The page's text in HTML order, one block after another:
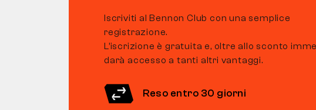
Iscriviti al Bennon Club con una semplice
registrazione.
L’iscrizione è gratuita e, oltre allo sconto
darà accesso a tanti altri vantaggi.
Reso entro 30 giorni